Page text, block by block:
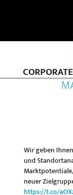
Wir geben
und
neuer
https://t.co/